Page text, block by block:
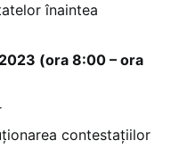
înaintea
(ora 8:00 – ora
contestațiilor